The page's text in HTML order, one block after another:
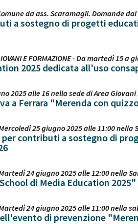
da ass. Scaramagli. Domande
a sostegno di progetti
E FORMAZIONE - Da martedì
2025 dedicata all'uso
2025 alle 16 nella sede di Area
a Ferrara "Merenda con
- Mercoledì 25 giugno 2025 alle 11:00
contributi a sostegno di
- Martedì 24 giugno 2025 alle 12:00
di Media Education 2025"
Martedì 24 giugno 2025 alle 11:00 nella
di prevenzione